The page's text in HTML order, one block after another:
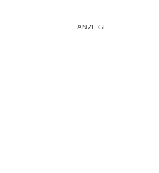
ANZEIGE